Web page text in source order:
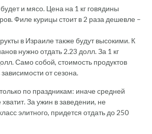
и мясо. Цена на 1 кг говядины
Филе курицы стоит в 2 раза дешевле –
в Израиле также будут высокими. К
нужно отдать 2.23 долл. За 1 кг
Само собой, стоимость продуктов
от сезона.
по праздникам: иначе средней
За ужин в заведении, не
элитного, придется отдать до 250